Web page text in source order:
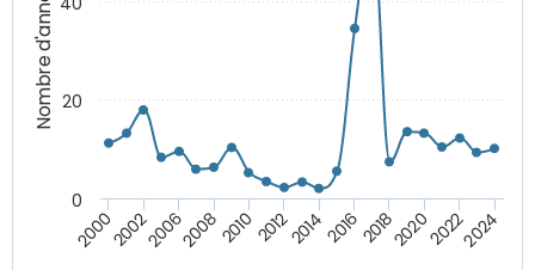
Nombre d'années
20002002200620082010 2012201420162018202020222024
0
20